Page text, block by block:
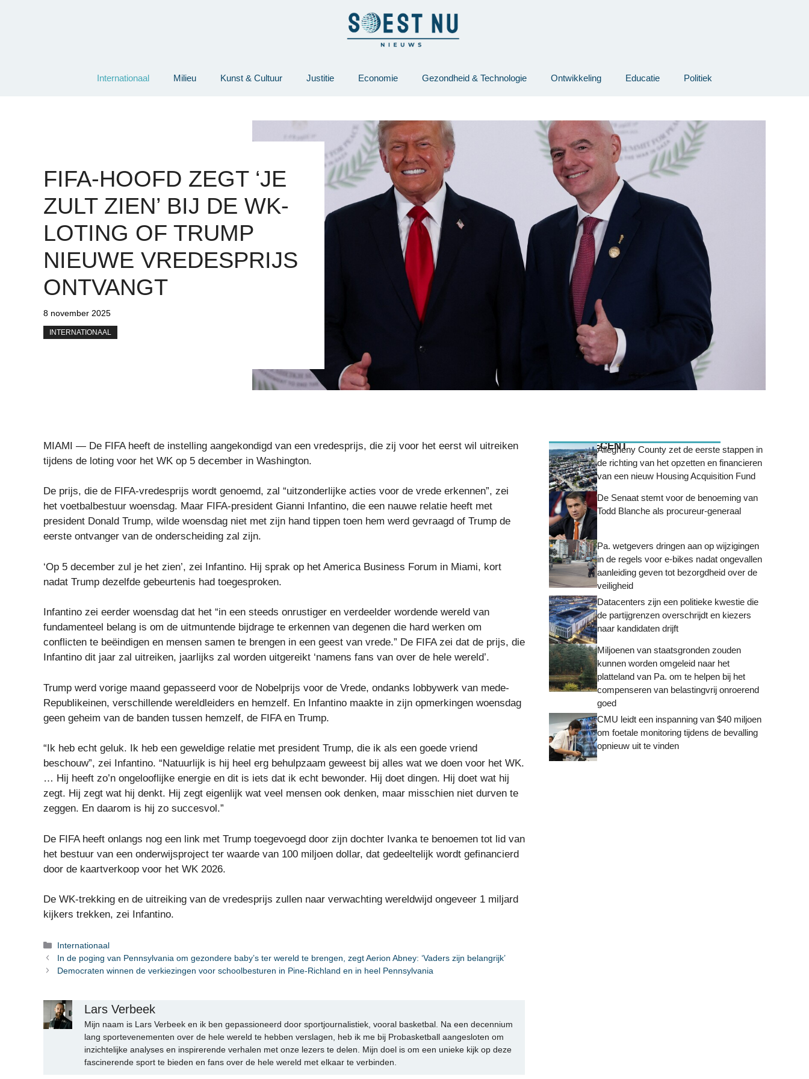
Internationaal Milieu Kunst & Cultuur Justitie Economie Gezondheid & Technologie Ontwikkeling Educatie Politiek
FIFA-HOOFD ZEGT ‘JE
ZULT ZIEN’ BIJ DE WK-
LOTING OF TRUMP
NIEUWE VREDESPRIJS
ONTVANGT
8 november 2025
INTERNATIONAAL
MIAMI — De FIFA heeft de instelling aangekondigd van een vredesprijs, die zij voor het eerst wil uitreiken
tijdens de loting voor het WK op 5 december in Washington.
De prijs, die de FIFA-vredesprijs wordt genoemd, zal “uitzonderlijke acties voor de vrede erkennen”, zei
het voetbalbestuur woensdag. Maar FIFA-president Gianni Infantino, die een nauwe relatie heeft met
president Donald Trump, wilde woensdag niet met zijn hand tippen toen hem werd gevraagd of Trump de
eerste ontvanger van de onderscheiding zal zijn.
‘Op 5 december zul je het zien’, zei Infantino. Hij sprak op het America Business Forum in Miami, kort
nadat Trump dezelfde gebeurtenis had toegesproken.
Infantino zei eerder woensdag dat het “in een steeds onrustiger en verdeelder wordende wereld van
fundamenteel belang is om de uitmuntende bijdrage te erkennen van degenen die hard werken om
conflicten te beëindigen en mensen samen te brengen in een geest van vrede.” De FIFA zei dat de prijs, die
Infantino dit jaar zal uitreiken, jaarlijks zal worden uitgereikt ‘namens fans van over de hele wereld’.
Trump werd vorige maand gepasseerd voor de Nobelprijs voor de Vrede, ondanks lobbywerk van mede-
Republikeinen, verschillende wereldleiders en hemzelf. En Infantino maakte in zijn opmerkingen woensdag
geen geheim van de banden tussen hemzelf, de FIFA en Trump.
“Ik heb echt geluk. Ik heb een geweldige relatie met president Trump, die ik als een goede vriend
beschouw”, zei Infantino. “Natuurlijk is hij heel erg behulpzaam geweest bij alles wat we doen voor het WK.
… Hij heeft zo’n ongelooflijke energie en dit is iets dat ik echt bewonder. Hij doet dingen. Hij doet wat hij
zegt. Hij zegt wat hij denkt. Hij zegt eigenlijk wat veel mensen ook denken, maar misschien niet durven te
zeggen. En daarom is hij zo succesvol.”
De FIFA heeft onlangs nog een link met Trump toegevoegd door zijn dochter Ivanka te benoemen tot lid van
het bestuur van een onderwijsproject ter waarde van 100 miljoen dollar, dat gedeeltelijk wordt gefinancierd
door de kaartverkoop voor het WK 2026.
De WK-trekking en de uitreiking van de vredesprijs zullen naar verwachting wereldwijd ongeveer 1 miljard
kijkers trekken, zei Infantino.
Categorieën
Internationaal
In de poging van Pennsylvania om gezondere baby’s ter wereld te brengen, zegt Aerion Abney: ‘Vaders zijn belangrijk’
Democraten winnen de verkiezingen voor schoolbesturen in Pine-Richland en in heel Pennsylvania
Lars Verbeek
Mijn naam is Lars Verbeek en ik ben gepassioneerd door sportjournalistiek, vooral basketbal. Na een decennium
lang sportevenementen over de hele wereld te hebben verslagen, heb ik me bij Probasketball aangesloten om
inzichtelijke analyses en inspirerende verhalen met onze lezers te delen. Mijn doel is om een unieke kijk op deze
fascinerende sport te bieden en fans over de hele wereld met elkaar te verbinden.
MEEST RECENTAllegheny County zet de eerste stappen in
de richting van het opzetten en financieren
van een nieuw Housing Acquisition Fund
De Senaat stemt voor de benoeming van
Todd Blanche als procureur-generaal
Pa. wetgevers dringen aan op wijzigingen
in de regels voor e-bikes nadat ongevallen
aanleiding geven tot bezorgdheid over de
veiligheid
Datacenters zijn een politieke kwestie die
de partijgrenzen overschrijdt en kiezers
naar kandidaten drijft
Miljoenen van staatsgronden zouden
kunnen worden omgeleid naar het
platteland van Pa. om te helpen bij het
compenseren van belastingvrij onroerend
goed
CMU leidt een inspanning van $40 miljoen
om foetale monitoring tijdens de bevalling
opnieuw uit te vinden